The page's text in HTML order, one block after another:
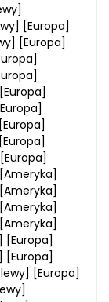
[Europa]
[Europa]
[Ameryka]
[Ameryka]
[Ameryka]
[Ameryka]
[Europa]
[Europa]
lewy] [Europa]